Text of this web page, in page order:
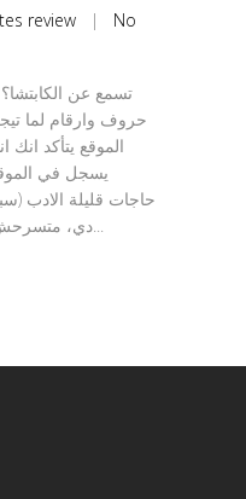
review | No
تسمع عن
حروف وارقام لما
الموقع يتأكد
يسجل في
حاجات قليلة الادب
دي، متسرحش بعيد ). للأسف الكابتشا ده هو...